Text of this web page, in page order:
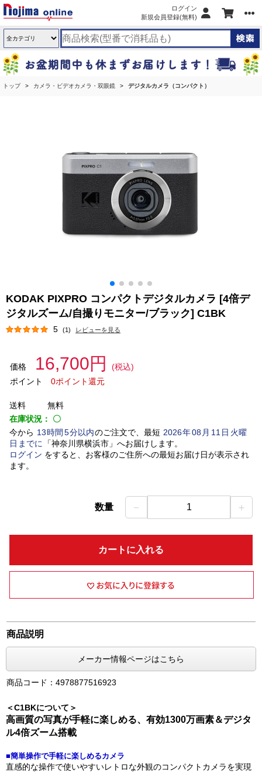
ログイン
新規会員登録(無料)
トップ カメラ・ビデオカメラ・双眼鏡 デジタルカメラ（コンパクト）
KODAK PIXPRO コンパクトデジタルカメラ [4倍デ
ジタルズーム/自撮りモニター/ブラック] C1BK
5 (1) レビューを見る
価格 16,700円
(税込)
ポイント
0ポイント還元
送料
無料
在庫状況： 〇
今から 13時間 5分以内のご注文で、最短 2026年08 月 11 日火曜
日 までに 「神奈川県横浜市」 へお届けします。
ログイン をすると、お客様のご住所への最短お届け日が表示され
ます。
数量 － 1 ＋
カートに入れる
商品説明
メーカー情報ページはこちら
商品コード：4978877516923
＜C1BKについて＞
高画質の写真が手軽に楽しめる、有効1300万画素＆デジタ
ル4倍ズーム搭載
■簡単操作で手軽に楽しめるカメラ
直感的な操作で使いやすいレトロな外観のコンパクトカメラを実現